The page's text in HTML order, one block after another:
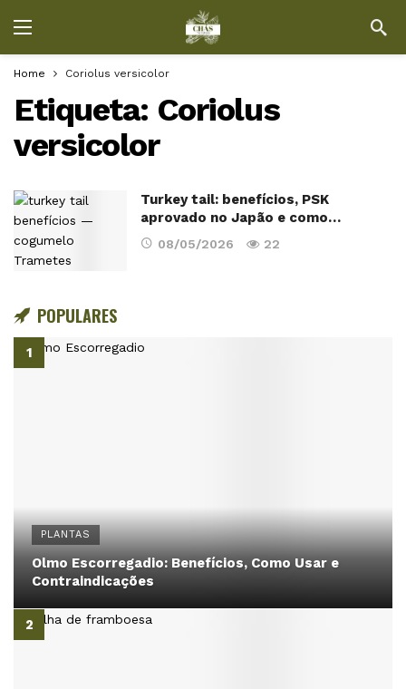
Home Coriolus versicolor
Etiqueta: Coriolus
versicolor
Turkey tail: benefícios, PSK
aprovado no Japão e como…
08/05/2026 22
POPULARES
PLANTAS
Olmo Escorregadio: Benefícios, Como Usar e
Contraindicações